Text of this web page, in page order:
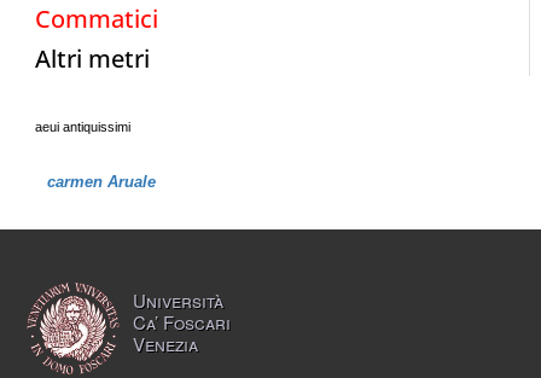
Commatici
Altri metri
aeui antiquissimi
carmen Aruale
Università
Ca’ Foscari
Venezia